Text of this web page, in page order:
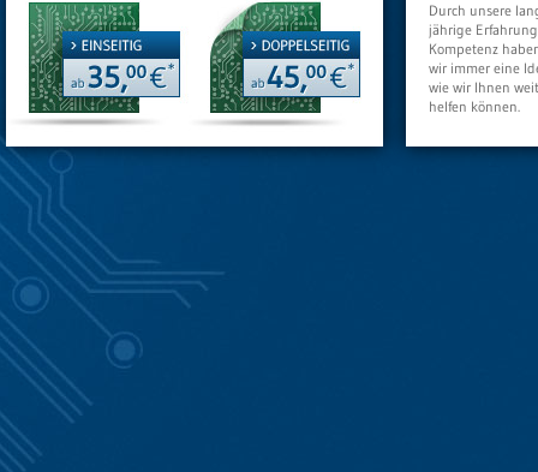
Durch unsere
jährige
Kompetenz
wir immer eine
wie wir Ihnen
helfen können.